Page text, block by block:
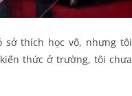
sở thích học võ, nhưng tôi
thức ở trường, tôi chưa